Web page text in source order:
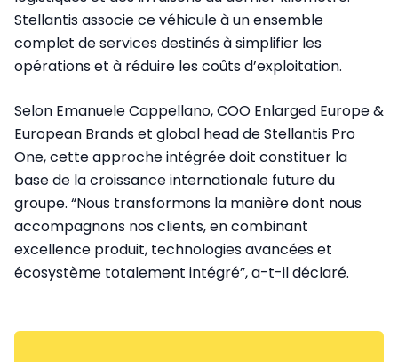
Stellantis associe ce véhicule à un ensemble
complet de services destinés à simplifier les
opérations et à réduire les coûts d’exploitation.
Selon Emanuele Cappellano, COO Enlarged Europe &
European Brands et global head de Stellantis Pro
One, cette approche intégrée doit constituer la
base de la croissance internationale future du
groupe. “Nous transformons la manière dont nous
accompagnons nos clients, en combinant
excellence produit, technologies avancées et
écosystème totalement intégré”, a-t-il déclaré.